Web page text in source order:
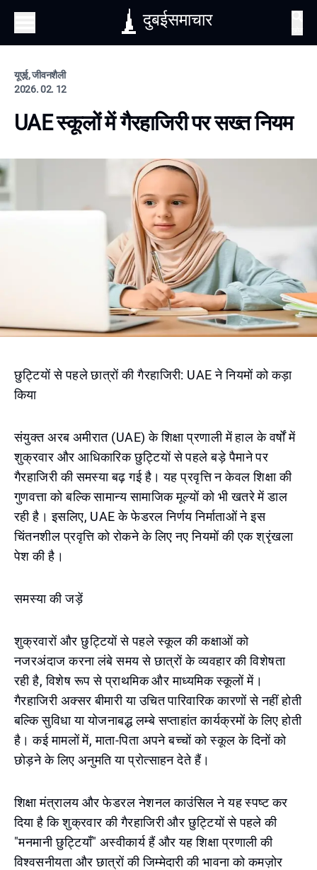
दुबईसमाचार
यूएई, जीवनशैली
2026. 02. 12
UAE स्कूलों में गैरहाजिरी पर सख्त नियम
छुट्टियों से पहले छात्रों की गैरहाजिरी: UAE ने नियमों को कड़ा
किया
संयुक्त अरब अमीरात (UAE) के शिक्षा प्रणाली में हाल के वर्षों में
शुक्रवार और आधिकारिक छुट्टियों से पहले बड़े पैमाने पर
गैरहाजिरी की समस्या बढ़ गई है। यह प्रवृत्ति न केवल शिक्षा की
गुणवत्ता को बल्कि सामान्य सामाजिक मूल्यों को भी खतरे में डाल
रही है। इसलिए, UAE के फेडरल निर्णय निर्माताओं ने इस
चिंतनशील प्रवृत्ति को रोकने के लिए नए नियमों की एक श्रृंखला
पेश की है।
समस्या की जड़ें
शुक्रवारों और छुट्टियों से पहले स्कूल की कक्षाओं को
नजरअंदाज करना लंबे समय से छात्रों के व्यवहार की विशेषता
रही है, विशेष रूप से प्राथमिक और माध्यमिक स्कूलों में।
गैरहाजिरी अक्सर बीमारी या उचित पारिवारिक कारणों से नहीं होती
बल्कि सुविधा या योजनाबद्ध लम्बे सप्ताहांत कार्यक्रमों के लिए होती
है। कई मामलों में, माता-पिता अपने बच्चों को स्कूल के दिनों को
छोड़ने के लिए अनुमति या प्रोत्साहन देते हैं।
शिक्षा मंत्रालय और फेडरल नेशनल काउंसिल ने यह स्पष्ट कर
दिया है कि शुक्रवार की गैरहाजिरी और छुट्टियों से पहले की
"मनमानी छुट्टियाँ" अस्वीकार्य हैं और यह शिक्षा प्रणाली की
विश्वसनीयता और छात्रों की जिम्मेदारी की भावना को कमज़ोर